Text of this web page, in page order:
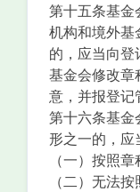
第十五条
机构和境外基
的，应当向登
基金会修
意，并报登记
第十六条
形之一的，应
（一）按
（二）